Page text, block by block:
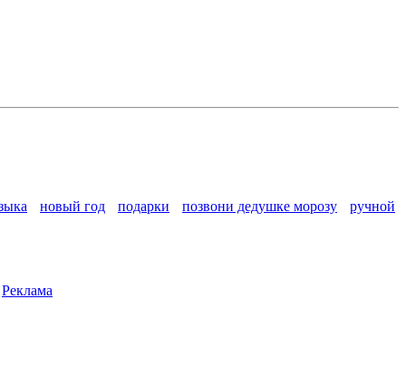
новый год подарки позвони дедушке морозу
ручной
Реклама